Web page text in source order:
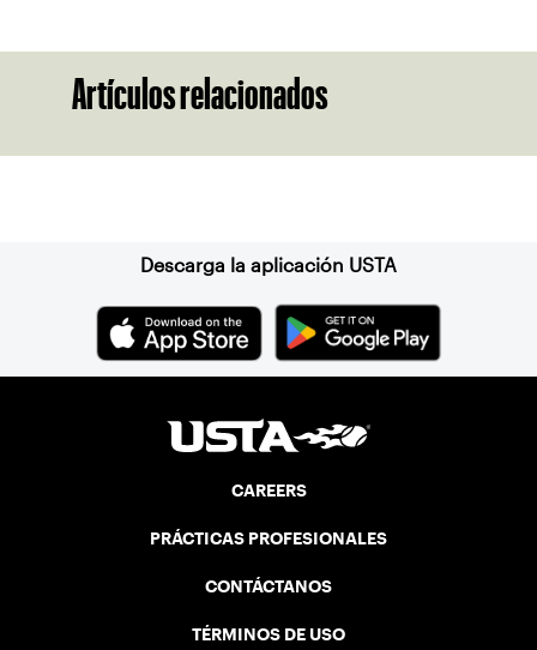
Artículos relacionados
Descarga la aplicación USTA
CAREERS
PRÁCTICAS PROFESIONALES
CONTÁCTANOS
TÉRMINOS DE USO